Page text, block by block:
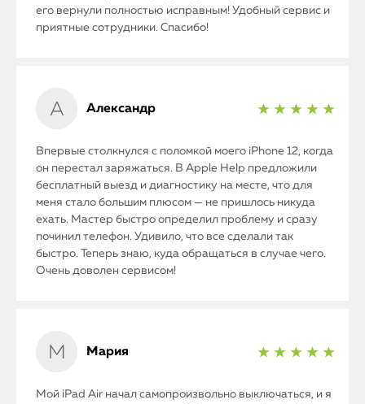
его вернули полностью исправным! Удобный сервис и
приятные сотрудники. Спасибо!
Александр ★ ★ ★ ★ ★
Впервые столкнулся с поломкой моего iPhone 12, когда
он перестал заряжаться. В Apple Help предложили
бесплатный выезд и диагностику на месте, что для
меня стало большим плюсом — не пришлось никуда
ехать. Мастер быстро определил проблему и сразу
починил телефон. Удивило, что все сделали так
быстро. Теперь знаю, куда обращаться в случае чего.
Очень доволен сервисом!
Мария ★ ★ ★ ★ ★
Мой iPad Air начал самопроизвольно выключаться, и я